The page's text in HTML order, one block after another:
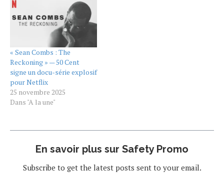
rappeur/homme d’affaires
tout le potentiel pour être
encore plus énorme que la
référence Power. Un
programme ambitieuxFifty
vend…
« Sean Combs : The
Reckoning » — 50 Cent
signe un docu-série explosif
pour Netflix
25 novembre 2025
Dans "A la une"
En savoir plus sur Safety Promo
Subscribe to get the latest posts sent to your email.